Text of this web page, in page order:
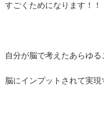
すごくためになります！！
自分が脳で考えたあらゆ
脳にインプットされて実現